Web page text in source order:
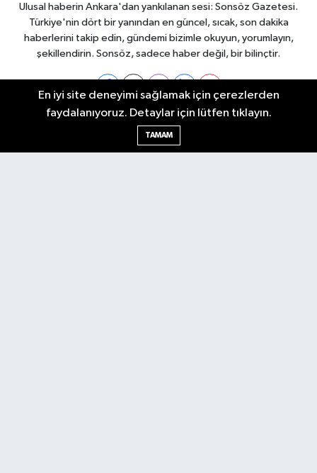
Ulusal haberin Ankara'dan yankılanan sesi: Sonsöz Gazetesi.
Türkiye'nin dört bir yanından en güncel, sıcak, son dakika
haberlerini takip edin, gündemi bizimle okuyun, yorumlayın,
şekillendirin. Sonsöz, sadece haber değil, bir bilinçtir.
Ankara Nöbetçi Eczaneler
En iyi site deneyimi sağlamak için çerezlerden
faydalanıyoruz. Detaylar için lütfen tıklayın.
TAMAM